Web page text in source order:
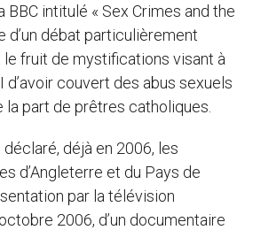
BBC intitulé « Sex Crimes and the
d’un débat particulièrement
le fruit de mystifications visant à
d’avoir couvert des abus sexuels
la part de prêtres catholiques.
déclaré, déjà en 2006, les
d’Angleterre et du Pays de
par la télévision
2006, d’un documentaire